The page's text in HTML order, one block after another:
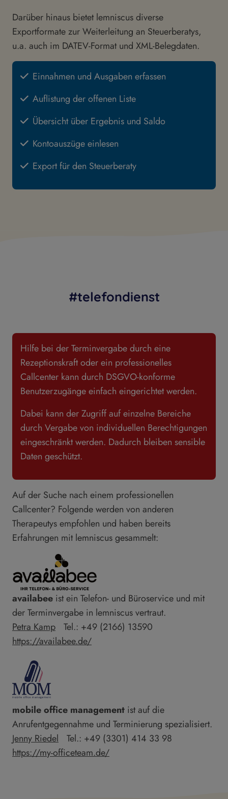
Darüber hinaus bietet lemniscus diverse
Exportformate zur Weiterleitung an Steuerberatys,
u.a. auch im DATEV-Format und XML-Belegdaten.
Einnahmen und Ausgaben erfassen
Auflistung der offenen Liste
Übersicht über Ergebnis und Saldo
Kontoauszüge einlesen
Export für den Steuerberaty
#telefondienst
Hilfe bei der Terminvergabe durch eine
Rezeptionskraft oder ein professionelles
Callcenter kann durch DSGVO-konforme
Benutzerzugänge einfach eingerichtet werden.
Dabei kann der Zugriff auf einzelne Bereiche
durch Vergabe von individuellen Berechtigungen
eingeschränkt werden. Dadurch bleiben sensible
Daten geschützt.
Auf der Suche nach einem professionellen
Callcenter? Folgende werden von anderen
Therapeutys empfohlen und haben bereits
Erfahrungen mit lemniscus gesammelt:
availabee ist ein Telefon- und Büroservice und mit
der Terminvergabe in lemniscus vertraut.
Petra Kamp
Tel.: +49 (2166) 13590
https://availabee.de/
mobile office management ist auf die
Anrufentgegennahme und Terminierung spezialisiert.
Jenny Riedel
Tel.: +49 (3301) 414 33 98
https://my-officeteam.de/